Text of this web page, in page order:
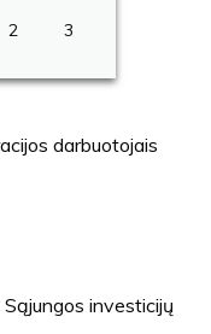
2 3
darbuotojais
investicijų